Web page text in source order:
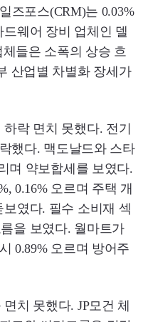
즈포스(CRM)는 0.03%
웨어 장비 업체인 델
들은 소폭의 상승 흐
산업별 차별화 장세가
락 면치 못했다. 전기
했다. 맥도날드와 스타
며 약보합세를 보였다.
0.16% 오르며 주택 개
였다. 필수 소비재 섹
을 보였다. 월마트가
0.89% 오르며 방어주
치 못했다. JP모건 체